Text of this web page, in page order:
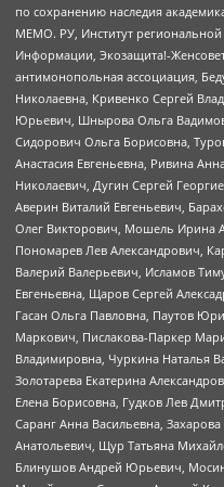
по сохранению наследия
МЕМО. РУ, Институт региональной
Информации, Экозащита!-
антимонопольная ассоциация,
Николаевна, Кривенко Сергей
Юрьевич, Шнырова Ольга
Сидорович Ольга Борисовна,
Анастасия Евгеньевна, Ривина
Николаевич, Дугин Сергей
Аверин Виталий Евгеньевич,
Олег Викторович, Мошель Ирина
Пономарев Лев Александрович,
Валерий Валерьевич, Исламов
Евгеньевна, Щаров Сергей
Гасан Ольга Павловна, Паутов
Маркович, Пислакова-Паркер
Владимировна, Чуркина Наталья
Золотарева Екатерина
Елена Борисовна, Гудков Лев
Саранг Анна Васильевна,
Анатольевич, Щур Татьяна
Блинушов Андрей Юрьевич, Мосин